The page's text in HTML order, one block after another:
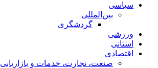
سیاسی
بین‌المللی
گردشگری
ورزشی
استانی
اقتصادی
صنعت، تجارت، خدمات و بازاریابی